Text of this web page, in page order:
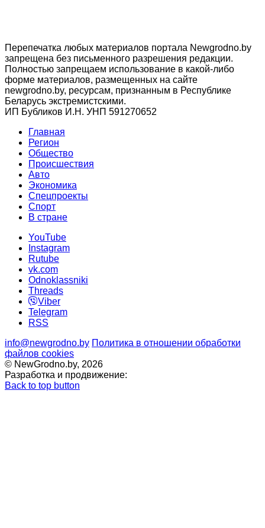
Перепечатка любых материалов портала Newgrodno.by
запрещена без письменного разрешения редакции.
Полностью запрещаем использование в какой-либо
форме материалов, размещенных на сайте
newgrodno.by, ресурсам, признанным в Республике
Беларусь экстремистскими.
ИП Бубликов И.Н. УНП 591270652
Главная
Регион
Общество
Происшествия
Авто
Экономика
Спецпроекты
Cпорт
В стране
YouTube
Instagram
Rutube
vk.com
Odnoklassniki
Threads
Viber
Telegram
RSS
info@newgrodno.by Политика в отношении обработки
файлов cookies
© NewGrodno.by, 2026
Разработка и продвижение:
Back to top button